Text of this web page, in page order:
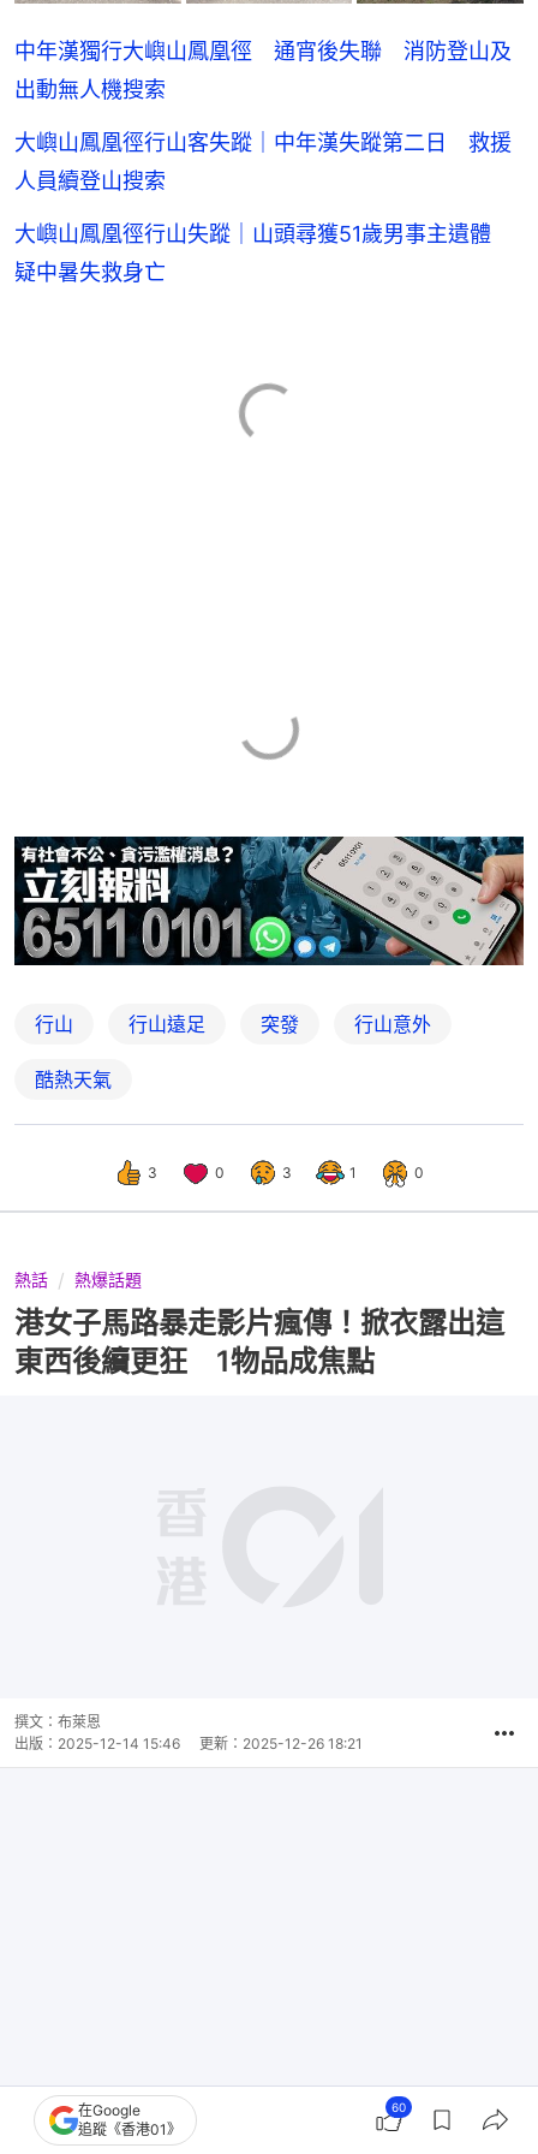
中年漢獨行大嶼山鳳凰徑 通宵後失聯 消防登山及
出動無人機搜索
大嶼山鳳凰徑行山客失蹤｜中年漢失蹤第二日 救援
人員續登山搜索
大嶼山鳳凰徑行山失蹤｜山頭尋獲51歲男事主遺體
疑中暑失救身亡
行山 行山遠足 突發 行山意外
酷熱天氣
3 0 3 1 0
熱話 熱爆話題
港女子馬路暴走影片瘋傳！掀衣露出這
東西後續更狂 1物品成焦點
撰文： 布萊恩
出版： 2025-12-14 15:46 更新： 2025-12-26 18:21
在Google
追蹤《香港01》
60